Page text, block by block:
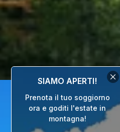
SIAMO APERTI!
Prenota il tuo soggiorno
ora e goditi l'estate in
montagna!